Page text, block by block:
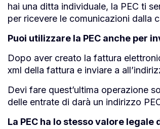
hai una ditta individuale, la PEC ti
per ricevere le comunicazioni dalla
Puoi utilizzare la PEC anche per
Dopo aver creato la fattura
xml della fattura e inviare a
Devi fare quest’ultima operazione
delle entrate di darà un indirizzo
La PEC ha lo stesso valore